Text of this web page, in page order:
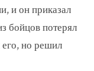
и он приказал
бойцов потерял
но решил